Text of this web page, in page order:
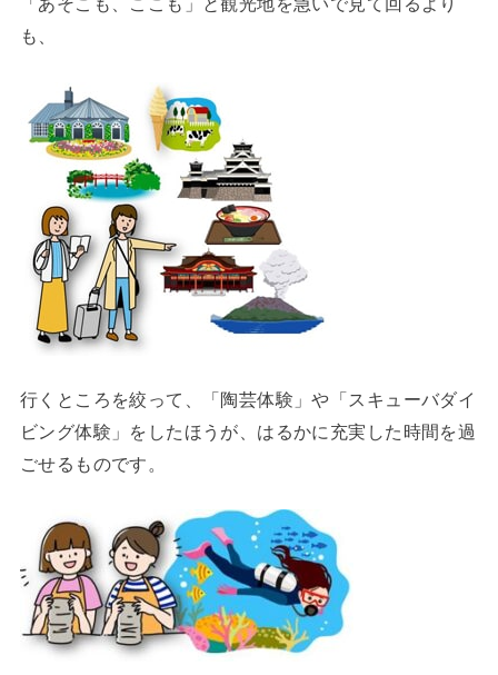
も、
行くところを絞って、「陶芸体験」や「スキューバダイ
ビング体験」をしたほうが、はるかに充実した時間を過
ごせるものです。